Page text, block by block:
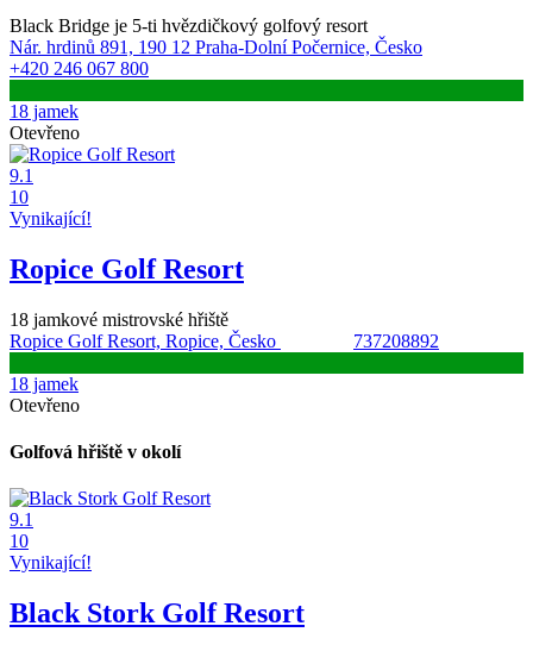
Black Bridge je 5-ti hvězdičkový golfový resort
Nár. hrdinů 891, 190 12 Praha-Dolní Počernice, Česko
+420 246 067 800
18 jamek
Otevřeno
9.1
10
Vynikající!
Ropice Golf Resort
18 jamkové mistrovské hřiště
Ropice Golf Resort, Ropice, Česko
737208892
18 jamek
Otevřeno
Golfová hřiště v okolí
9.1
10
Vynikající!
Black Stork Golf Resort